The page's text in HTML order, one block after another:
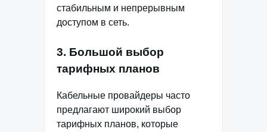
стабильным и непрерывным
доступом в сеть.
3. Большой выбор
тарифных планов
Кабельные провайдеры часто
предлагают широкий выбор
тарифных планов, которые